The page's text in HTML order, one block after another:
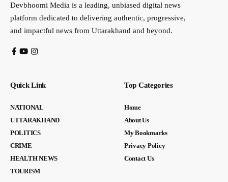
Devbhoomi Media is a leading, unbiased digital news
platform dedicated to delivering authentic, progressive,
and impactful news from Uttarakhand and beyond.
Quick Link
NATIONAL
UTTARAKHAND
POLITICS
CRIME
HEALTH NEWS
TOURISM
Top Categories
Home
About Us
My Bookmarks
Privacy Policy
Contact Us